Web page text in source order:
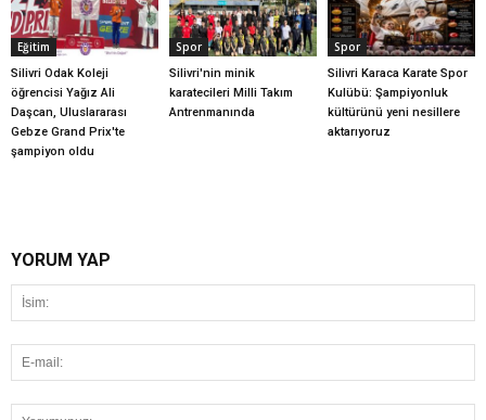
Eğitim
Silivri Odak Koleji
öğrencisi Yağız Ali
Daşcan, Uluslararası
Gebze Grand Prix'te
şampiyon oldu
Spor
Silivri'nin minik
karatecileri Milli Takım
Antrenmanında
Spor
Silivri Karaca Karate Spor
Kulübü: Şampiyonluk
kültürünü yeni nesillere
aktarıyoruz
YORUM YAP